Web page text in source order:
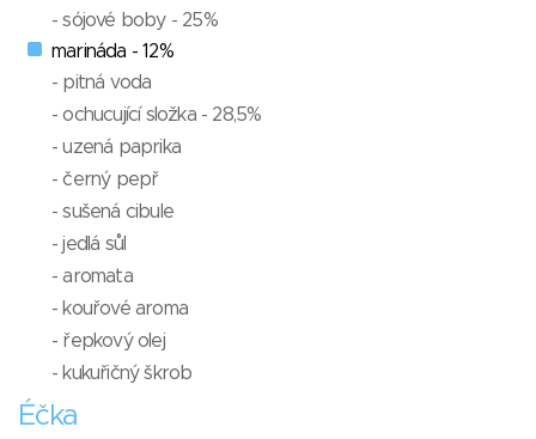
- sójové boby - 25%
marináda - 12%
- pitná voda
- ochucující složka - 28,5%
- uzená paprika
- černý pepř
- sušená cibule
- jedlá sůl
- aromata
- kouřové aroma
- řepkový olej
- kukuřičný škrob
Éčka